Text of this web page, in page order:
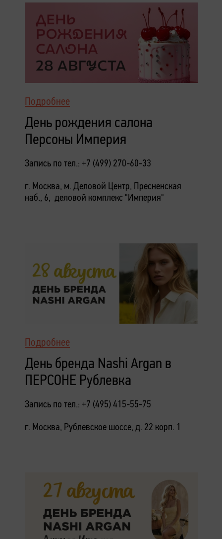
Подробнее
День рождения салона
Персоны Империя
Запись по тел.: +7 (499) 270-60-33
г. Москва, м. Деловой Центр, Пресненская
наб., 6, деловой комплекс "Империя"
Подробнее
День бренда Nashi Argan в
ПЕРСОНЕ Рублевка
Запись по тел.: +7 (495) 415-55-75
г. Москва, Рублевское шоссе, д. 22 корп. 1